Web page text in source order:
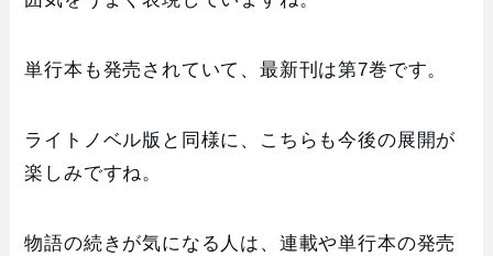
単行本も発売されていて、最新刊は第7巻です。
ライトノベル版と同様に、こちらも今後の展開が
楽しみですね。
物語の続きが気になる人は、連載や単行本の発売